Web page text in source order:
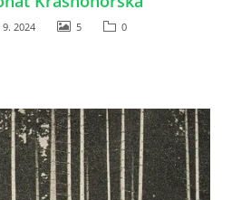
Kontakt:
9. 2024 5 0